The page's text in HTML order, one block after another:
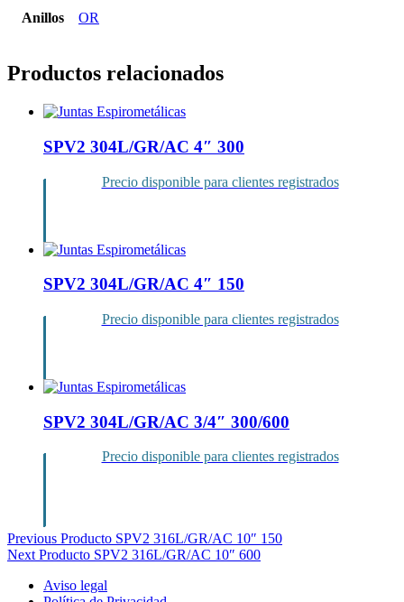
Anillos OR
Productos relacionados
SPV2 304L/GR/AC 4″ 300
Precio disponible para clientes registrados
SPV2 304L/GR/AC 4″ 150
Precio disponible para clientes registrados
SPV2 304L/GR/AC 3/4″ 300/600
Precio disponible para clientes registrados
Navegación
de
entradas
Previous Producto SPV2 316L/GR/AC 10″ 150
Next Producto SPV2 316L/GR/AC 10″ 600
Aviso legal